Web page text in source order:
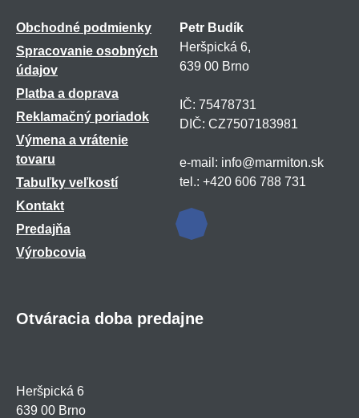
Obchodné podmienky
Spracovanie osobných
údajov
Platba a doprava
Reklamačný poriadok
Výmena a vrátenie
tovaru
Tabuľky veľkostí
Kontakt
Predajňa
Výrobcovia
Petr Budík
Heršpická 6,
639 00 Brno
IČ: 75478731
DIČ: CZ7507183981
e-mail: info@marmiton.sk
tel.: +420 606 788 731
Otváracia doba predajne
Heršpická 6
639 00 Brno